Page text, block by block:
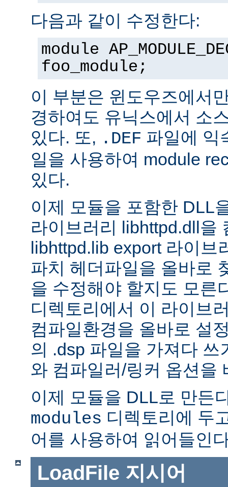
다음과 같이 수정한다:
module
foo_module;
이 부분은 윈도우즈에서
경하여도 유닉스에서 소
있다. 또, .DEF 파일에 익
일을 사용하여 module
있다.
이제 모듈을 포함한 DLL
라이브러리 libhttpd.dll을
libhttpd.lib export 라이브
파치 헤더파일을 올바로
을 수정해야 할지도 모른
디렉토리에서 이 라이브
컴파일환경을 올바로 설
의 .dsp 파일을 가져다 쓰
와 컴파일러/링커 옵션을
이제 모듈을 DLL로 만든
modules 디렉토리에 두
어를 사용하여 읽어들인
LoadFile 지시어